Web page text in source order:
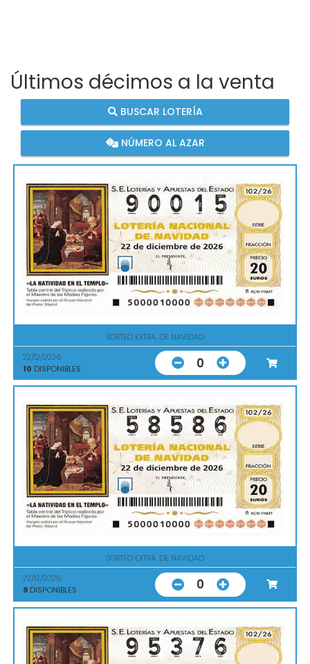
Últimos décimos a la venta
BUSCAR LOTERÍA
NÚMERO AL AZAR
SORTEO EXTRA. DE NAVIDAD
22/12/2026
10 DISPONIBLES 0
SORTEO EXTRA. DE NAVIDAD
22/12/2026
9 DISPONIBLES 0